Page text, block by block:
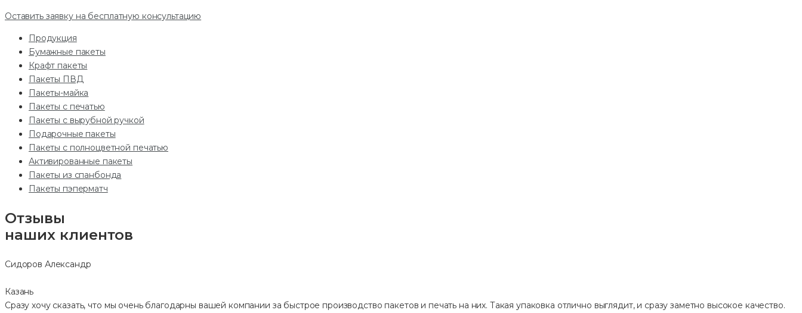
Оставить заявку на бесплатную консультацию
Продукция
Бумажные пакеты
Крафт пакеты
Пакеты ПВД
Пакеты-майка
Пакеты с печатью
Пакеты с вырубной ручкой
Подарочные пакеты
Пакеты с полноцветной печатью
Активированные пакеты
Пакеты из спанбонда
Пакеты пэперматч
Отзывы
наших клиентов
Сидоров Александр
Казань
Сразу хочу сказать, что мы очень благодарны вашей компании за быстрое производство пакетов и печать на них. Такая упаковка отлично выглядит, и сразу заметно высокое качество.